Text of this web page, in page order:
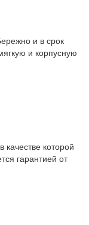
и в срок
и корпусную
которой
гарантией от